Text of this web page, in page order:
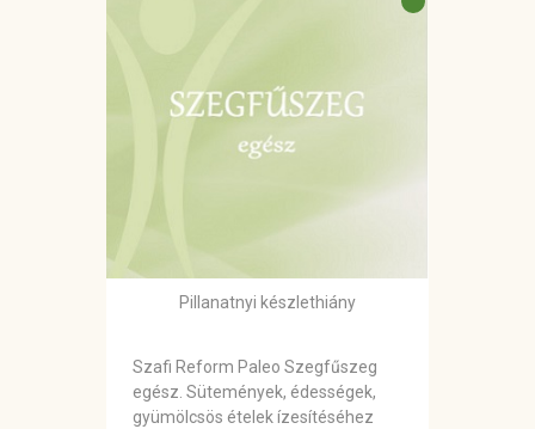
Pillanatnyi készlethiány
Szafi Reform Paleo Szegfűszeg
egész. Sütemények, édességek,
gyümölcsös ételek ízesítéséhez